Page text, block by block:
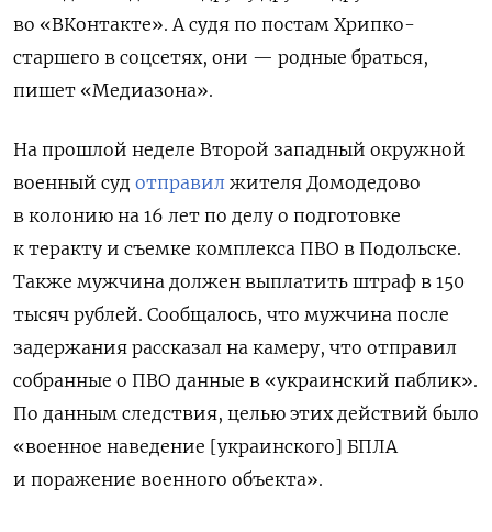
во «ВКонтакте». А судя по постам Хрипко-
старшего в соцсетях, они — родные браться,
пишет «Медиазона».
На прошлой неделе Второй западный окружной
военный суд отправил жителя Домодедово
в колонию на 16 лет по делу о подготовке
к теракту и съемке комплекса ПВО в Подольске.
Также мужчина должен выплатить штраф в 150
тысяч рублей. Сообщалось, что мужчина после
задержания рассказал на камеру, что отправил
собранные о ПВО данные в «украинский паблик».
По данным следствия, целью этих действий было
«военное наведение [украинского] БПЛА
и поражение военного объекта».